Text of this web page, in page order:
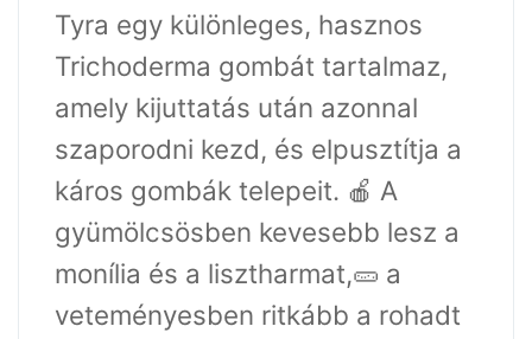
Tyra egy különleges, hasznos
Trichoderma gombát tartalmaz,
amely kijuttatás után azonnal
szaporodni kezd, és elpusztítja a
káros gombák telepeit. 🍎 A
gyümölcsösben kevesebb lesz a
monília és a lisztharmat,🥒 a
veteményesben ritkább a rohadt